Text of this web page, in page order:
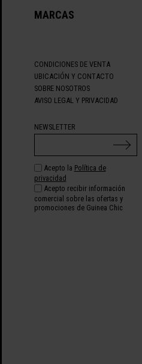
MARCAS
CONDICIONES DE VENTA
UBICACIÓN Y CONTACTO
SOBRE NOSOTROS
AVISO LEGAL Y PRIVACIDAD
NEWSLETTER
Acepto la Política de
privacidad
Acepto recibir información
comercial sobre las ofertas y
promociones de Guinea Chic